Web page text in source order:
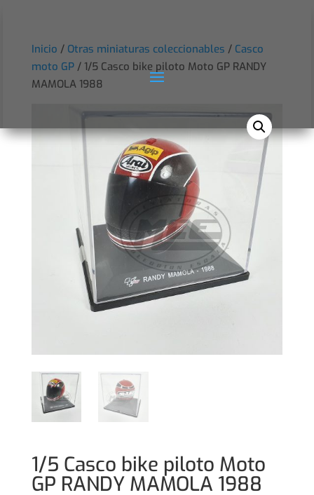
Inicio / Otras miniaturas coleccionables / Casco
moto GP/ 1/5 Casco bike piloto Moto GP RANDY
MAMOLA 1988
1/5 Casco bike piloto Moto
GP RANDY MAMOLA 1988